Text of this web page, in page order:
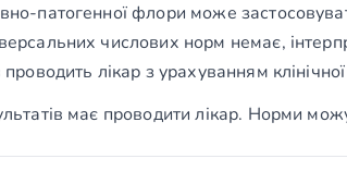
патогенної флори може
числових норм немає,
проводить лікар з урахуванням
має проводити лікар. Норми